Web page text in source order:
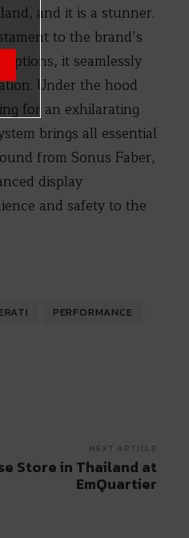
and it is a stunner.
to the brand’s
it seamlessly
Under the hood
for an exhilarating
brings all essential
from Sonus Faber,
display
and safety to the
PERFORMANCE
NEXT ARTICLE
Store in Thailand at
EmQuartier